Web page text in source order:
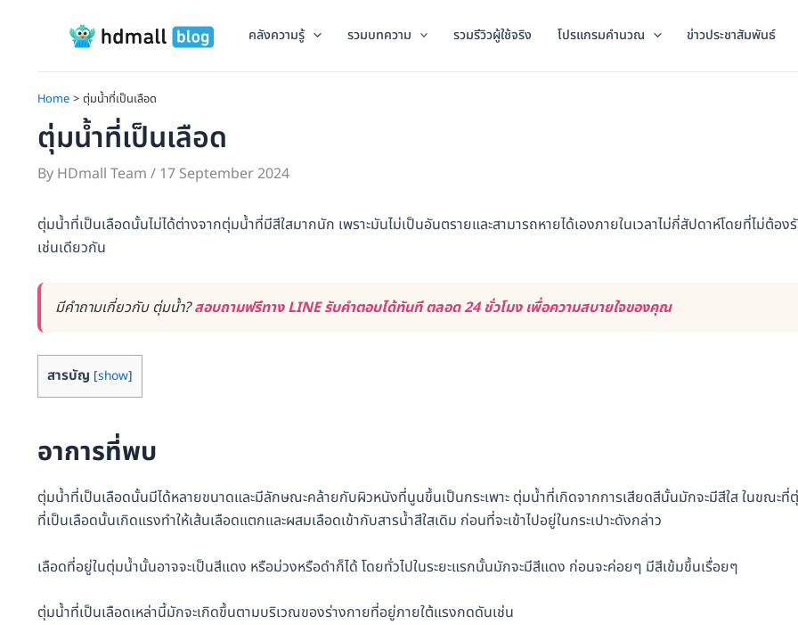
คลังความรู้ รวมบทความ รวมรีวิวผู้ใช้จริง โปรแกรมคำนวณ ข่าวประชาสัมพันธ์
Home ตุ่มน้ำที่เป็นเลือด
ตุ่มน้ำที่เป็นเลือด
By HDmall Team / 17 September 2024
ตุ่มน้ำที่เป็นเลือดนั้นไม่ได้ต่างจากตุ่มน้ำที่มีสีใสมากนัก เพราะมันไม่เป็นอันตรายและสามารถหายได้เองภายในเวลาไม่กี่สัปดาห์โดยที่ไม่ต้อง
เช่นเดียวกัน
มีคำถามเกี่ยวกับ ตุ่มน้ำ?สอบถามฟรีทาง LINE รับคำตอบได้ทันที ตลอด 24 ชั่วโมง เพื่อความสบายใจของคุณ
สารบัญ [show]
อาการที่พบ
ตุ่มน้ำที่เป็นเลือดนั้นมีได้หลายขนาดและมีลักษณะคล้ายกับผิวหนังที่นูนขึ้นเป็นกระเพาะ ตุ่มน้ำที่เกิดจากการเสียดสีนั้นมักจะมีสีใส ในขณะที่
ที่เป็นเลือดนั้นเกิดแรงทำให้เส้นเลือดแตกและผสมเลือดเข้ากับสารน้ำสีใสเดิม ก่อนที่จะเข้าไปอยู่ในกระเปาะดังกล่าว
เลือดที่อยู่ในตุ่มน้ำนั้นอาจจะเป็นสีแดง หรือม่วงหรือดำก็ได้ โดยทั่วไปในระยะแรกนั้นมักจะมีสีแดง ก่อนจะค่อยๆ มีสีเข้มขึ้นเรื่อยๆ
ตุ่มน้ำที่เป็นเลือดเหล่านี้มักจะเกิดขึ้นตามบริเวณของร่างกายที่อยู่ภายใต้แรงกดดันเช่น